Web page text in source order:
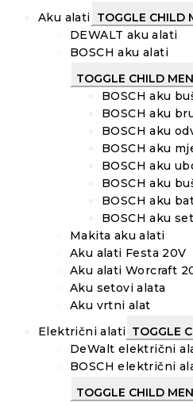
Aku alati TOGGLE CHILD
DEWALT aku alati
BOSCH aku alati
TOGGLE CHILD
BOSCH aku
BOSCH aku
BOSCH aku
BOSCH aku
BOSCH aku
BOSCH aku
BOSCH aku
BOSCH aku
Makita aku alati
Aku alati Festa 20V
Aku alati Worcraft
Aku setovi alata
Aku vrtni alat
Električni alati TOGGLE
DeWalt električni
BOSCH električni
TOGGLE CHILD